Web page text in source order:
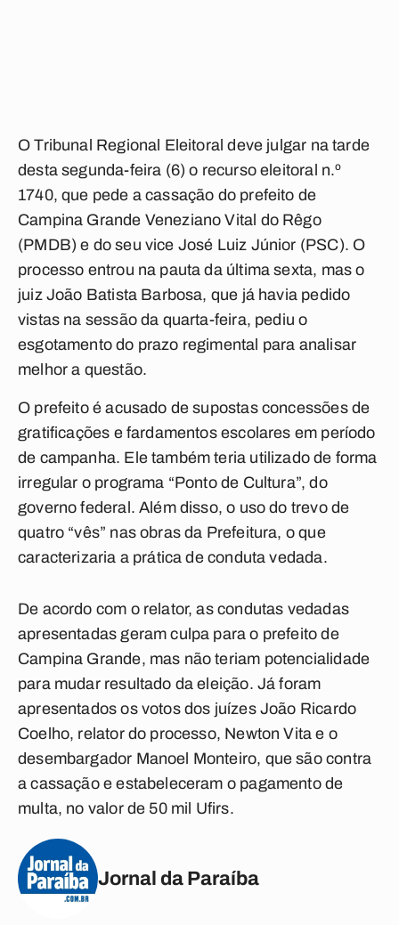
O Tribunal Regional Eleitoral deve julgar na tarde
desta segunda-feira (6) o recurso eleitoral n.º
1740, que pede a cassação do prefeito de
Campina Grande Veneziano Vital do Rêgo
(PMDB) e do seu vice José Luiz Júnior (PSC). O
processo entrou na pauta da última sexta, mas o
juiz João Batista Barbosa, que já havia pedido
vistas na sessão da quarta-feira, pediu o
esgotamento do prazo regimental para analisar
melhor a questão.
O prefeito é acusado de supostas concessões de
gratificações e fardamentos escolares em período
de campanha. Ele também teria utilizado de forma
irregular o programa “Ponto de Cultura”, do
governo federal. Além disso, o uso do trevo de
quatro “vês” nas obras da Prefeitura, o que
caracterizaria a prática de conduta vedada.
De acordo com o relator, as condutas vedadas
apresentadas geram culpa para o prefeito de
Campina Grande, mas não teriam potencialidade
para mudar resultado da eleição. Já foram
apresentados os votos dos juízes João Ricardo
Coelho, relator do processo, Newton Vita e o
desembargador Manoel Monteiro, que são contra
a cassação e estabeleceram o pagamento de
multa, no valor de 50 mil Ufirs.
Jornal da Paraíba